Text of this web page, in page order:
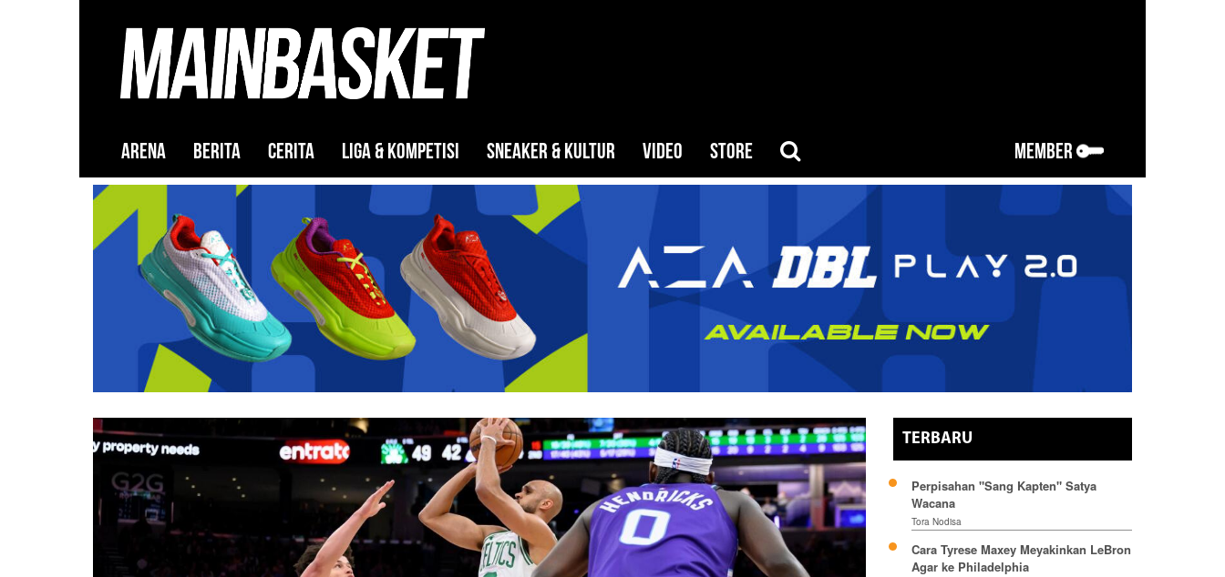
ARENA BERITA CERITA LIGA & KOMPETISI SNEAKER & KULTUR VIDEO STORE MEMBER
TERBARU
Perpisahan "Sang Kapten" Satya
Wacana
Tora Nodisa
Cara Tyrese Maxey Meyakinkan LeBron
Agar ke Philadelphia